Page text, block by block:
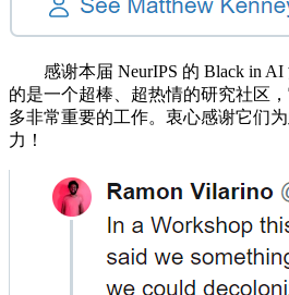
感谢本届 NeurIPS 的 Black in AI
的是一个超棒、超热情的研究社区
多非常重要的工作。衷心感谢它们
力！